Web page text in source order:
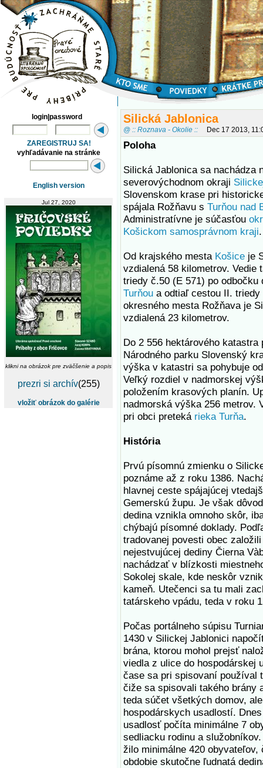
login|password
ZAREGISTRUJ SA!
vyhľadávanie na stránke
English version
Jul 27, 2020
klikni na obrázok pre zväčšenie a popis
prezri si archív(255)
vložiť obrázok do galérie
Silická Jablonica
@ :: Roznava - Okolie :: Dec 17 2013,
Poloha
Silická Jablonica sa nachádza
severovýchodnom okraji
Slovenskom krase pri
spájala Rožňavu s Turňou nad
Administratívne je súčasťou
Košickom samosprávnom kraji.
Od krajského mesta Košice je
vzdialená 58 kilometrov. Vedie
triedy č.50 (E 571) po odbočku
Turňou a odtiaľ cestou II. triedy
okresného mesta Rožňava je
vzdialená 23 kilometrov.
Do 2 556 hektárového
Národného parku Slovenský
výška v katastri sa pohybuje
Veľký rozdiel v nadmorskej
položením krasových planín.
nadmorská výška 256 metrov.
pri obci preteká rieka Turňa.
História
Prvú písomnú zmienku o
poznáme až z roku 1386.
hlavnej ceste spájajúcej
Gemerskú župu. Je však
dedina vznikla omnoho skôr,
chýbajú písomné doklady.
tradovanej povesti obec
nejestvujúcej dediny Čierna
nachádzať v blízkosti
Sokolej skale, kde neskôr
kameň. Utečenci sa tu mali
tatárskeho vpádu, teda v roku
Počas portálneho súpisu
1430 v Silickej Jablonici
brána, ktorou mohol prejsť
viedla z ulice do hospodárskej
čase sa pri spisovaní používal
čiže sa spisovali takého brány
teda súčet všetkých domov,
hospodárskych usadlostí.
usadlosť počíta minimálne 7
sedliacku rodinu a
žilo minimálne 420 obyvateľov,
obdobie skutočne ľudnatá